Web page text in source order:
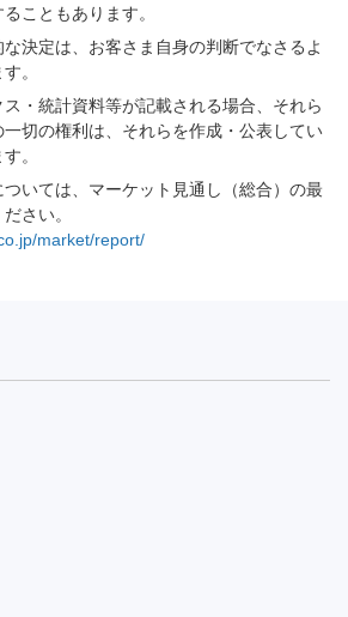
こともあります。
決定は、お客さま自身の判断でなさるよ
。
・統計資料等が記載される場合、それら
切の権利は、それらを作成・公表してい
。
いては、マーケット見通し（総合）の最
さい。
market/report/